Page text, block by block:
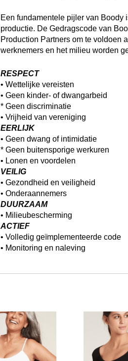
Een fundamentele pijler van Boody
productie. De Gedragscode van
Production Partners om te voldoen
werknemers en het milieu worden
RESPECT
• Wettelijke vereisten
• Geen kinder- of dwangarbeid
* Geen discriminatie
• Vrijheid van vereniging
EERLIJK
• Geen dwang of intimidatie
* Geen buitensporige werkuren
• Lonen en voordelen
VEILIG
• Gezondheid en veiligheid
• Onderaannemers
DUURZAAM
• Milieubescherming
ACTIEF
• Volledig geïmplementeerde code
• Monitoring en naleving